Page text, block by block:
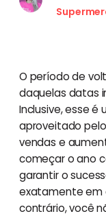
O período de
daquelas datas
Inclusive, esse
aproveitado
vendas e
começar o ano
garantir o
exatamente em
contrário, você